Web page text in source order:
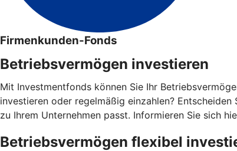
Firmenkunden-Fonds
Betriebsvermögen investieren
Mit Investmentfonds können Sie Ihr
investieren oder regelmäßig einzahlen?
zu Ihrem Unternehmen passt. Informieren Sie sich
Betriebsvermögen flexibel